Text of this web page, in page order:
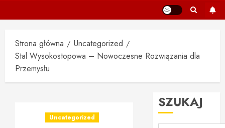
Strona główna
Uncategorized
Stal Wysokostopowa – Nowoczesne Rozwiązania dla
Przemysłu
Uncategorized
SZUKAJ